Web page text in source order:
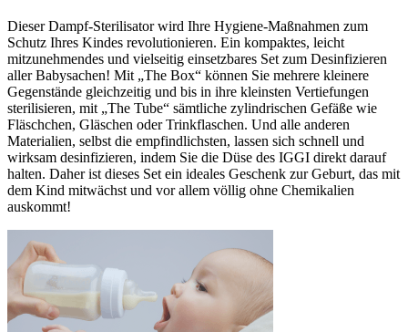
Dieser Dampf-Sterilisator wird Ihre Hygiene-Maßnahmen zum
Schutz Ihres Kindes revolutionieren. Ein kompaktes, leicht
mitzunehmendes und vielseitig einsetzbares Set zum Desinfizieren
aller Babysachen! Mit „The Box“ können Sie mehrere kleinere
Gegenstände gleichzeitig und bis in ihre kleinsten Vertiefungen
sterilisieren, mit „The Tube“ sämtliche zylindrischen Gefäße wie
Fläschchen, Gläschen oder Trinkflaschen. Und alle anderen
Materialien, selbst die empfindlichsten, lassen sich schnell und
wirksam desinfizieren, indem Sie die Düse des IGGI direkt darauf
halten. Daher ist dieses Set ein ideales Geschenk zur Geburt, das mit
dem Kind mitwächst und vor allem völlig ohne Chemikalien
auskommt!